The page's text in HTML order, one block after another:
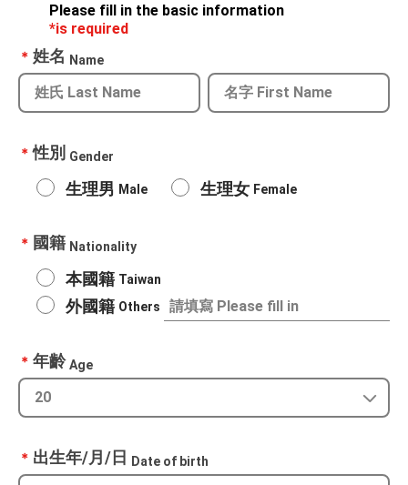
Please fill in the basic information
*is required
＊ 姓名 Name
＊ 性別 Gender
生理男 Male 生理女 Female
＊ 國籍 Nationality
本國籍 Taiwan
外國籍 Others
＊ 年齡 Age
＊ 出生年/月/日 Date of birth